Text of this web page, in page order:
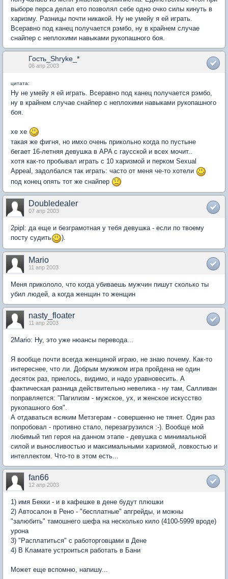
выборе перса делал ето позволял себе одно очко силы кинуть в
харизму. Разницы почти никакой. Ну не умейу я ей играть.
Всеравно под канец получается рэмбо, ну в крайнем случае
снайпер с неплохими навыками рукопашного боя.
Гость_Shryke_*
06 апр 2003
цитата:
Ну не умейу я ей играть. Всеравно под канец получается рэмбо,
ну в крайнем случае снайпер с неплохими навыками рукопашного
боя.
хе хе
такая же фигня, но имхо очень прикольно когда по пустыне
бегает 16-летняя девушка в APA с гаусской и всех мочит..
хотя как-то пробывал играть с 10 харизмой и перком Sexual
Appeal, задолбался так играть: часто от меня че-то хотели
под конец опять тот же снайпер
Doubledealer
07 апр 2003
2pipl: да еще и безграмотная у тебя девушка - если по твоему
посту судить
).
Mario
11 апр 2003
Меня прикололо, что когда убиваешь мужчин пишут сколько ты
убил людей, а когда женщин то женщин
nasty_floater
11 апр 2003
2Mario: Ну, это уже нюансы перевода...
Я вообще почти всегда женщиной играю, не знаю почему. Как-то
интереснее, что ли. Добрым мужиком игра пройдена не один
десяток раз, приелось, видимо, и надо уравновесить. А
фактическая разница действительно невелика - ну там, Салливан
поправляется: "Пагилизм - мужское, ух, и женское искусство
рукопашного боя".
А отдаваться всяким Метзгерам - совершенно не тянет. Один раз
попробовал - противно стало, перезагрузился :-). Вообще мой
любимый тип героя на данном этапе - девушка с минимальной
силой и выносливостью и максимальными харизмой, ловкостью и
интеллектом. Что-то в этом есть...
fan66
12 апр 2003
1) имя Бекки - и в кафешке в дене будут плюшки
2) Автоcалон в Рено - "бесплатные" апгрейды, и можны
"залюбить" тамошнего шефа на несколько кило (4100-5999 вроде)
урона
3) "Расплатиться" с работорговцами в Дене
4) В Кламате устроиться работать в Бани
Может еще вспомню, напишу...